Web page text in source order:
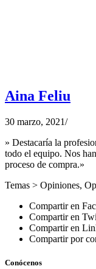
Aina Feliu
30 marzo, 2021/
» Destacaría la
todo el equipo. Nos
proceso de compra.»
Temas > Opiniones,
Compartir en
Compartir en
Compartir en
Compartir por
Conócenos